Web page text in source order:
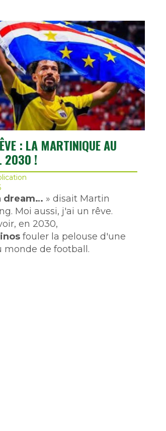
: LA MARTINIQUE AU
2030 !
dream… » disait Martin
Moi aussi, j'ai un rêve.
en 2030,
fouler la pelouse d'une
monde de football.